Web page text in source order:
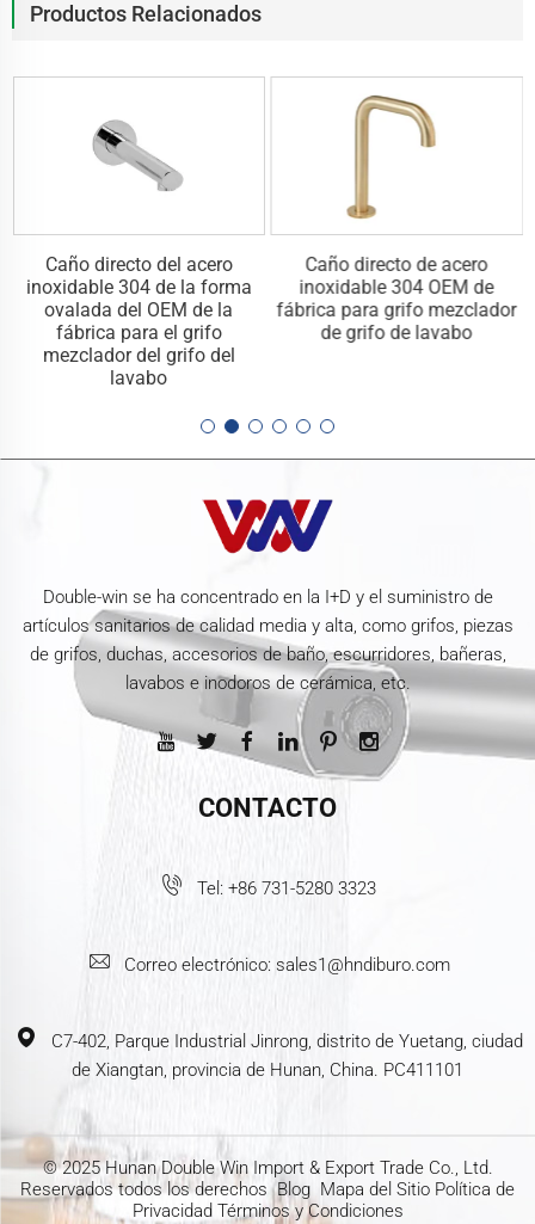
Productos Relacionados
Caño directo del acero
inoxidable 304 de la forma
ovalada del OEM de la
fábrica para el grifo
mezclador del grifo del
lavabo
Caño directo de acero
inoxidable 304 OEM de
fábrica para grifo mezclador
de grifo de lavabo
Double-win se ha concentrado en la I+D y el suministro de
artículos sanitarios de calidad media y alta, como grifos, piezas
de grifos, duchas, accesorios de baño, escurridores, bañeras,
lavabos e inodoros de cerámica, etc.
CONTACTO
Tel: +86 731-5280 3323
Correo electrónico: sales1@hndiburo.com
C7-402, Parque Industrial Jinrong, distrito de Yuetang, ciudad
de Xiangtan, provincia de Hunan, China. PC411101
© 2025 Hunan Double Win Import & Export Trade Co., Ltd.
Reservados todos los derechosBlog Mapa del Sitio Política de
Privacidad Términos y Condiciones